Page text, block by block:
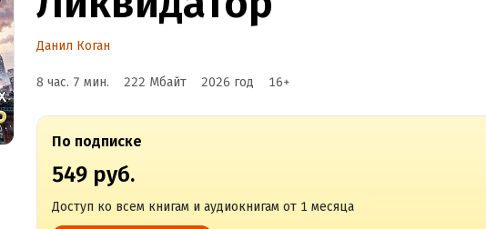
Данил Коган
8 час. 7 мин. 222 Мбайт 2026 год 16+
По подписке
549 руб.
Доступ ко всем книгам и аудиокнигам от 1 месяца